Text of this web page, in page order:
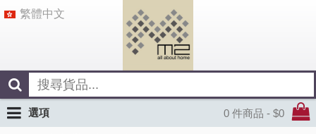
繁體中文
0 件商品 - $0
選項